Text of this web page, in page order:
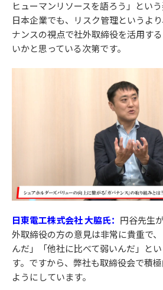
ヒューマンリソースを語ろう」とい
日本企業でも、リスク管理というよ
ナンスの視点で社外取締役を活用す
いかと思っている次第です。
日東電工株式会社 大脇氏： 円谷先生
外取締役の方の意見は非常に貴重で
んだ」「他社に比べて弱いんだ」と
す。ですから、弊社も取締役会で積
ようにしています。